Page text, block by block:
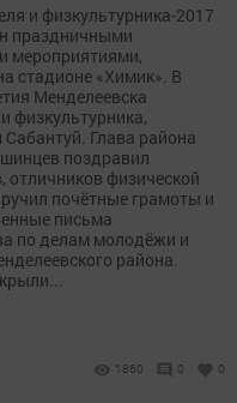
и физкультурника-2017
праздничными
мероприятиями,
стадионе «Химик». В
Менделеевска
физкультурника,
Сабантуй. Глава района
поздравил
отличников физической
почётные грамоты и
письма
по делам молодёжи и
района.
1860 0 0